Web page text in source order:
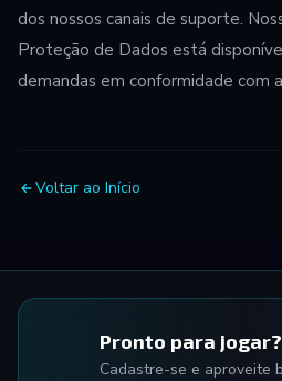
dos nossos canais de suporte.
Proteção de Dados está
demandas em conformidade com
Voltar ao Início
Pronto para jogar?
Cadastre-se e aproveite